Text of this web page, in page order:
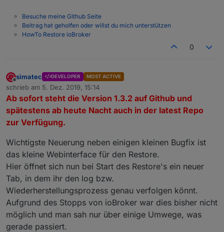
Besuche meine Github Seite
Beitrag hat geholfen oder willst du mich unterstützen
HowTo Restore ioBroker
0
Offline
simatec DEVELOPER MOST ACTIVE
schrieb am 5. Dez. 2019, 15:14
zuletzt editiert von
Ab sofort steht die Version 1.3.2 auf Github und
spätestens ab heute Nacht auch in der latest Repo
zur Verfügung.
Wichtigste Neuerung neben einigen kleinen Bugfix ist
das kleine Webinterface für den Restore.
Hier öffnet sich nun bei Start des Restore's ein neuer
Tab, in dem ihr den log bzw.
Wiederherstellungsprozess genau verfolgen könnt.
Aufgrund des Stopps von ioBroker war dies bisher nicht
möglich und man sah nur über einige Umwege, was
gerade passiert.